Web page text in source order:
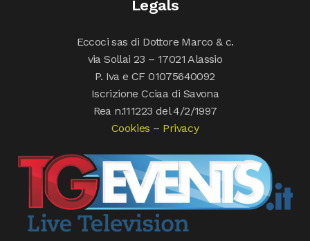
Legals
Eccoci sas di Dottore Marco & c.
via Sollai 23 – 17021 Alassio
P. Iva e CF 01075640092
Iscrizione Cciaa di Savona
Rea n.111223 del 4/2/1997
Cookies – Privacy